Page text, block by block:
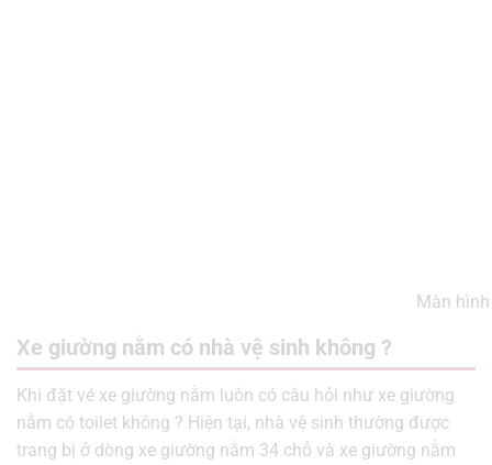
Màn
Xe giường nằm có nhà vệ sinh không ?
Khi đặt vé xe giường nằm luôn có câu hỏi như xe giường
nằm có toilet không ? Hiện tại, nhà vệ sinh thường được
trang bị ở dòng xe giường nằm 34 chỗ và xe giường nằm